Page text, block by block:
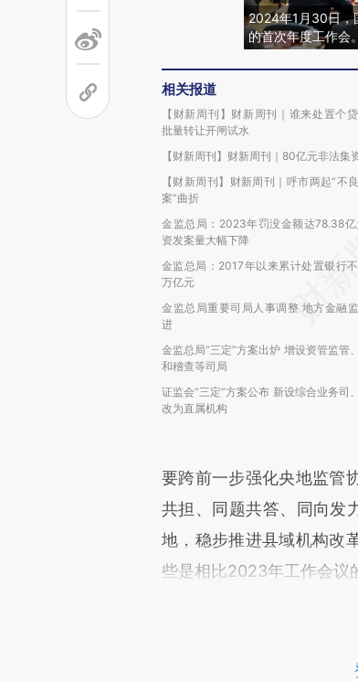
2024年1月30日，
的首次年度工作会
相关报道
【财新周刊】财新周刊｜谁来处置个
批量转让开闸试水
【财新周刊】财新周刊｜80亿元非法集
【财新周刊】财新周刊｜呼市两起“不
案”曲折
金监总局：2023年罚没金额达78.38
资发案量大幅下降
金监总局：2017年以来累计处置银行
万亿元
金监总局重要司局人事调整 地方金融
进
金监总局“三定”方案出炉 增设资管监管
和稽查等司局
证监会“三定”方案公布 新设综合业务司
改为直属机构
要跨前一步强化央地监管
共担、同题共答、同向发
地，稳步推进县域机构改
些是相比2023年工作会议